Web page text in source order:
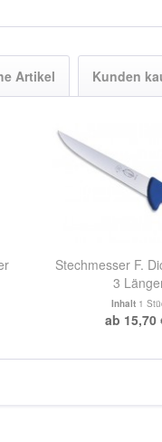
Artikel Kunden
Stechmesser F.
3
Inhalt 1
ab 15,70